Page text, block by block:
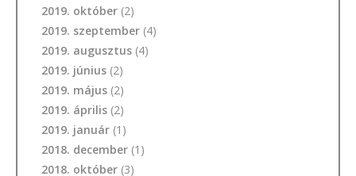
2019. október (2)
2019. szeptember (4)
2019. augusztus (4)
2019. június (2)
2019. május (2)
2019. április (2)
2019. január (1)
2018. december (1)
2018. október (3)